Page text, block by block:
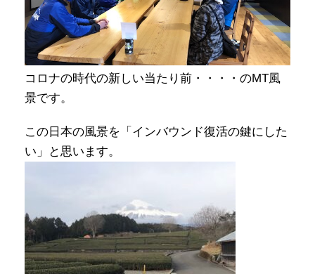
コロナの時代の新しい当たり前・・・・のMT風
景です。
この日本の風景を「インバウンド復活の鍵にした
い」と思います。